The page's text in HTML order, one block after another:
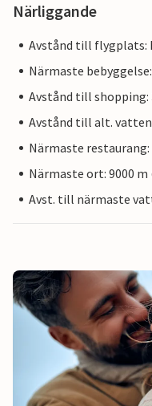
Närliggande
Avstånd till flygplats:
Närmaste
Avstånd till shopping:
Avstånd till alt.
Närmaste restaurang:
Närmaste ort: 9000
Avst. till närmaste